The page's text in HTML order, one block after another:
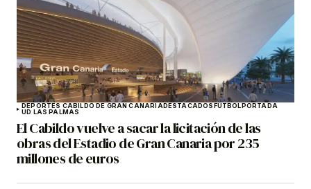
DEPORTES CABILDO DE GRAN CANARIADESTACADOSFÚTBOLPORTADA
UD LAS PALMAS
El Cabildo vuelve a sacar la licitación de las
obras del Estadio de Gran Canaria por 235
millones de euros